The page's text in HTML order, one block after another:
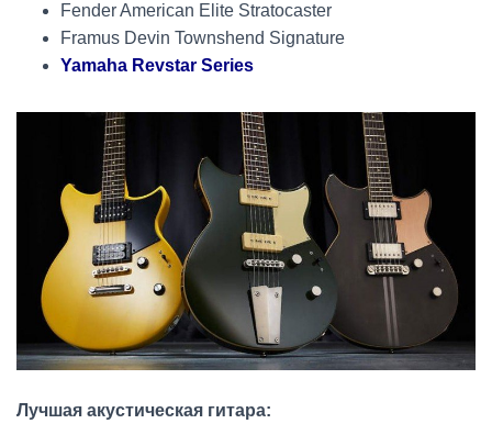
Fender American Elite Stratocaster
Framus Devin Townshend Signature
Yamaha Revstar Series
Лучшая акустическая гитара: